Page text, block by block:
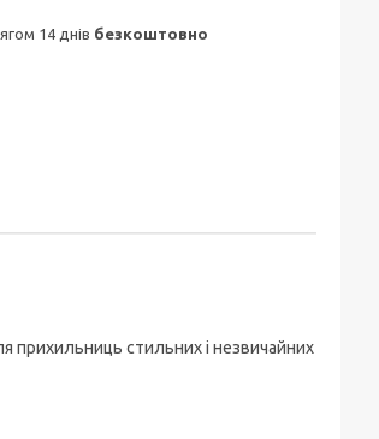
14 днів безкоштовно
прихильниць стильних і незвичайних